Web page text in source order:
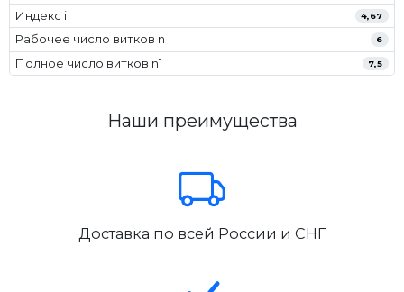
Индекс i 4,67
Рабочее число витков n 6
Полное число витков n1 7,5
Наши преимущества
Доставка по всей России и СНГ